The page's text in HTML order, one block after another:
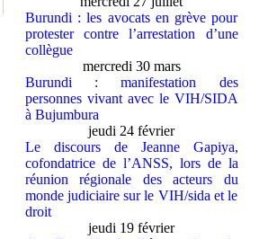
Burundi : les avocats en grève pour
protester contre l’arrestation d’une
collègue
mercredi 30 mars
Burundi : manifestation des
personnes vivant avec le VIH/SIDA
à Bujumbura
jeudi 24 février
Le discours de Jeanne Gapiya,
cofondatrice de l’ANSS, lors de la
réunion régionale des acteurs du
monde judiciaire sur le VIH/sida et le
droit
jeudi 19 février